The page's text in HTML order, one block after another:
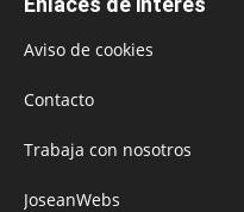
Aviso de cookies
Contacto
Trabaja con nosotros
JoseanWebs